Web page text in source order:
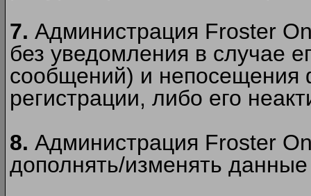
7. Администрация Froster
без уведомления в случае
сообщений) и непосещения
регистрации, либо его
8. Администрация Froster
дополнять/изменять